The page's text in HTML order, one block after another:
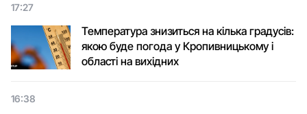
17:27
Температура знизиться на кілька градусів:
якою буде погода у Кропивницькому і
області на вихідних
16:38